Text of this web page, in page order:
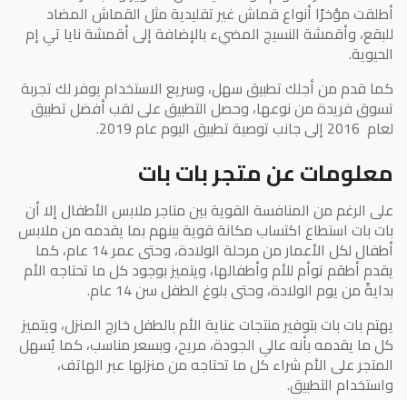
أطلقت مؤخرًا أنواع قماش غير تقليدية مثل القماش المضاد
للبقع، وأقمشة النسيج المضيء بالإضافة إلى أقمشة نايا تي إم
الحيوية.
كما قدم من أجلك تطبيق سهل، وسريع الاستخدام يوفر لك تجربة
تسوق فريدة من نوعها، وحصل التطبيق على لقب أفضل تطبيق
لعام 2016 إلى جانب توصية تطبيق اليوم عام 2019.
معلومات عن متجر بات بات
على الرغم من المنافسة القوية بين متاجر ملابس الأطفال إلا أن
بات بات استطاع اكتساب مكانة قوية بينهم بما يقدمه من ملابس
أطفال لكل الأعمار من مرحلة الولادة، وحتى عمر 14 عام، كما
يقدم أطقم توأم للأم وأطفالها، ويتميز بوجود كل ما تحتاجه الأم
بدايةً من يوم الولادة، وحتى بلوغ الطفل سن 14 عام.
يهتم بات بات بتوفير منتجات عناية الأم بالطفل خارج المنزل، ويتميز
كل ما يقدمه بأنه عالي الجودة، مريح، وبسعر مناسب، كما يُسهل
المتجر على الأم شراء كل ما تحتاجه من منزلها عبر الهاتف،
واستخدام التطبيق.